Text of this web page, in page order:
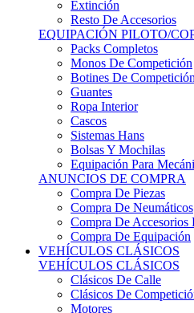
EQUIPACIÓN PILOTO/
Packs Completos
Monos De Competición
Botines De Competición
Guantes
Ropa Interior
Cascos
Sistemas Hans
Bolsas Y Mochilas
Equipación Para
ANUNCIOS DE COMPRA
Compra De Piezas
Compra De Neumáticos
Compra De Accesorios
Compra De Equipación
VEHÍCULOS CLÁSICOS
VEHÍCULOS CLÁSICOS
Clásicos De Calle
Clásicos De Competición
Motores
Cajas De Cambio